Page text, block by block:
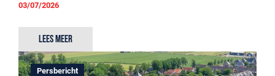
03/07/2026
Lees meer
Persbericht